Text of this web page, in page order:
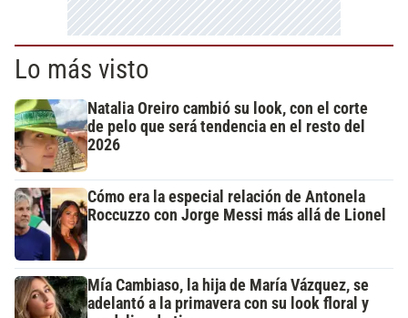
Lo más visto
Natalia Oreiro cambió su look, con el corte
de pelo que será tendencia en el resto del
2026
Cómo era la especial relación de Antonela
Roccuzzo con Jorge Messi más allá de Lionel
Mía Cambiaso, la hija de María Vázquez, se
adelantó a la primavera con su look floral y